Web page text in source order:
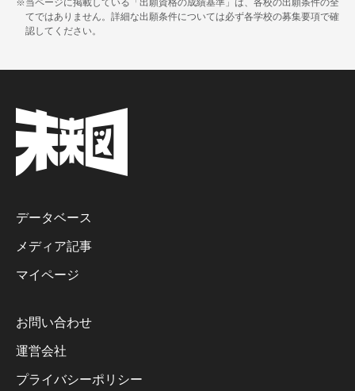
てではありません。詳細な出願条件については必ず各学校の募集要項で確
認してください。
データベース
メディア記事
マイページ
お問い合わせ
運営会社
プライバシーポリシー